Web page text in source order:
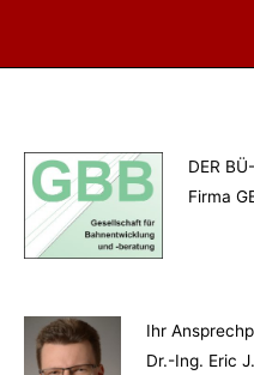
DER
Firma
Ihr
Dr.-Ing. Eric